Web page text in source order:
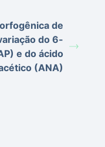
de
do 6-
e do ácido
(ANA)